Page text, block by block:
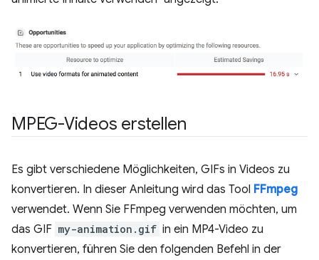
MPEG-Videos erstellen
Es gibt verschiedene Möglichkeiten, GIFs in Videos zu
konvertieren. In dieser Anleitung wird das Tool FFmpeg
verwendet. Wenn Sie FFmpeg verwenden möchten, um
das GIF my-animation.gif in ein MP4-Video zu
konvertieren, führen Sie den folgenden Befehl in der